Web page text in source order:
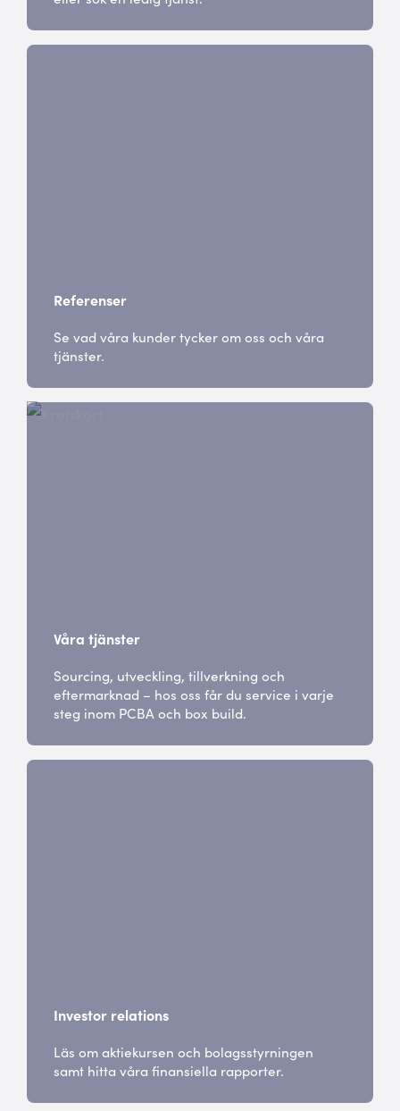
Referenser
Se vad våra kunder tycker om oss och våra
tjänster.
Våra tjänster
Sourcing, utveckling, tillverkning och
eftermarknad – hos oss får du service i varje
steg inom PCBA och box build.
Investor relations
Läs om aktiekursen och bolagsstyrningen
samt hitta våra finansiella rapporter.